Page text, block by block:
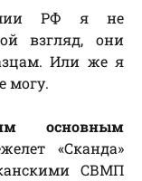
РФ я не
взгляд, они
Или же я
могу.
основным
«Сканда»
СВМП